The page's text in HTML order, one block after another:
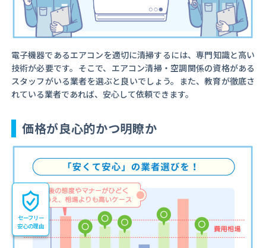
電子機器であるエアコンを適切に清掃するには、専門知識と高い
技術が必要です。そこで、エアコン清掃・空調関係の資格がある
スタッフがいる業者を選ぶと良いでしょう。また、教育が徹底さ
れている業者であれば、安心して依頼できます。
価格が良心的かつ明瞭か
セーフリー
安心の理由